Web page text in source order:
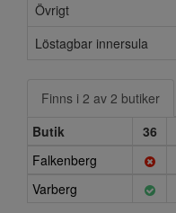
Övrigt
Löstagbar innersula
Finns i 2 av 2 butiker
Butik
36
Falkenberg
Varberg